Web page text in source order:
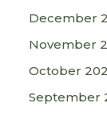
December
November
October
September